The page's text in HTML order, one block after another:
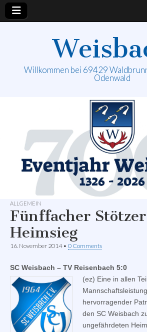
Willkommen bei 69429
Odenwald
ALLGEMEIN
Fünffacher
Heimsieg
16. November 2014• 0 Comments
SC Weisbach – TV Reisenbach 5:0
(ez) Eine in allen
hervorragender
den SC Weisbach
ungefährdeten